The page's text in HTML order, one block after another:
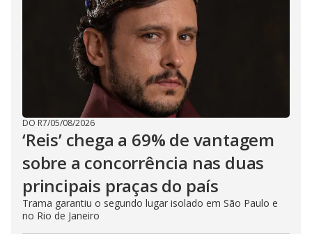
DO R7/05/08/2026
‘Reis’ chega a 69% de vantagem
sobre a concorrência nas duas
principais praças do país
Trama garantiu o segundo lugar isolado em São Paulo e
no Rio de Janeiro